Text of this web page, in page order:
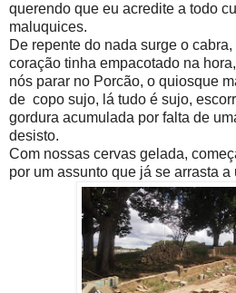
querendo que eu acredite a todo
maluquices.
De repente do nada surge o
coração tinha empacotado na
nós parar no Porcão, o quiosque
de copo sujo, lá tudo é sujo,
gordura acumulada por falta de
desisto.
Com nossas cervas gelada,
por um assunto que já se arrasta a